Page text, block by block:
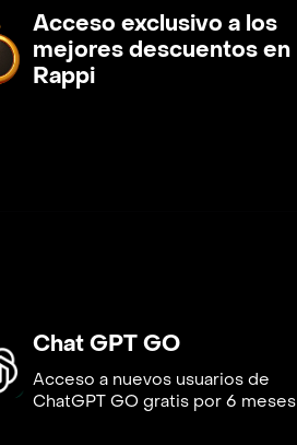
Acceso exclusivo a los
mejores descuentos en
Rappi
Chat GPT GO
Acceso a nuevos usuarios de
ChatGPT GO gratis por 6 meses